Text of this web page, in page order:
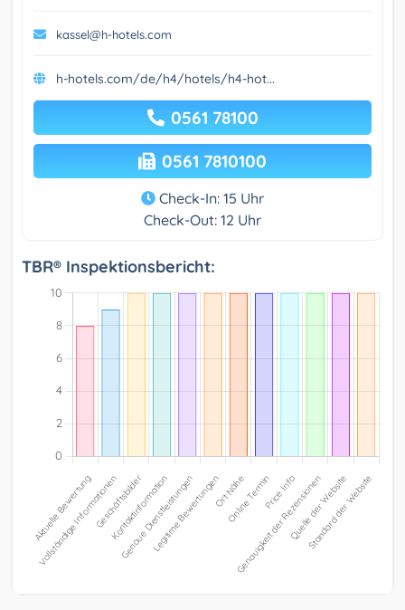
kassel@h-hotels.com
h-hotels.com/de/h4/hotels/h4-hot...
0561 78100
0561 7810100
Check-In: 15 Uhr
Check-Out: 12 Uhr
TBR® Inspektionsbericht: